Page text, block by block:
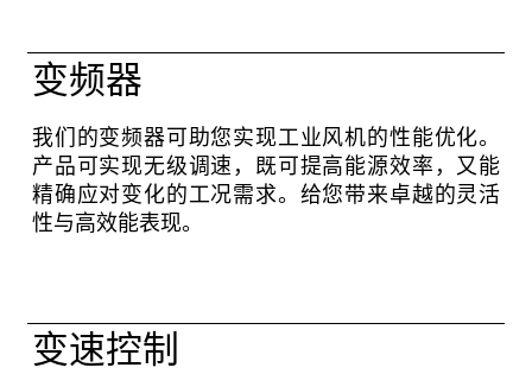
变频器
我们的变频器可助您实现工业风机的性能优化。
产品可实现无级调速，既可提高能源效率，又能
精确应对变化的工况需求。给您带来卓越的灵活
性与高效能表现。
变速控制